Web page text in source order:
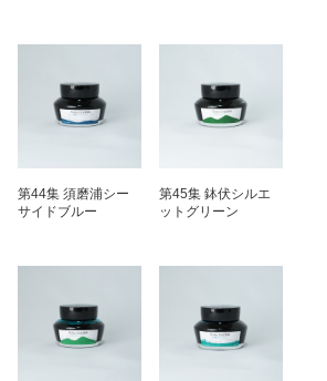
第44集 須磨浦シー
サイドブルー
第45集 鉢伏シルエ
ットグリーン